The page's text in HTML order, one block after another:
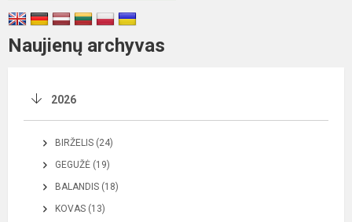
Naujienų archyvas
2026
BIRŽELIS (24)
GEGUŽĖ (19)
BALANDIS (18)
KOVAS (13)